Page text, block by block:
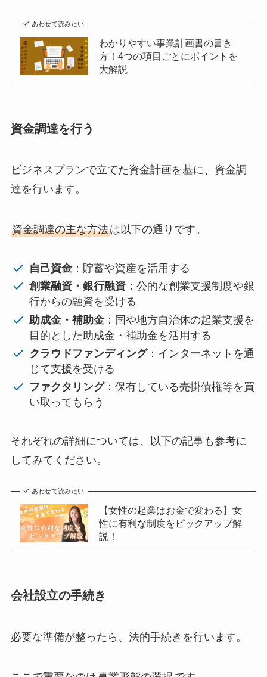
あわせて読みたい
わかりやすい事業計画書の書き
方！4つの項目ごとにポイントを
大解説
資金調達を行う
ビジネスプランで立てた資金計画を基に、資金調
達を行います。
資金調達の主な方法は以下の通りです。
自己資金 ：貯蓄や資産を活用する
創業融資・銀行融資 ：公的な創業支援制度や銀
行からの融資を受ける
助成金・補助金 ：国や地方自治体の起業支援を
目的とした助成金・補助金を活用する
クラウドファンディング：インターネットを通
じて支援を受ける
ファクタリング：保有している売掛債権等を買
い取ってもらう
それぞれの詳細については、以下の記事も参考に
してみてください。
あわせて読みたい
【女性の起業はお金で変わる】女
性に有利な制度をピックアップ解
説！
会社設立の手続き
必要な準備が整ったら、法的手続きを行います。